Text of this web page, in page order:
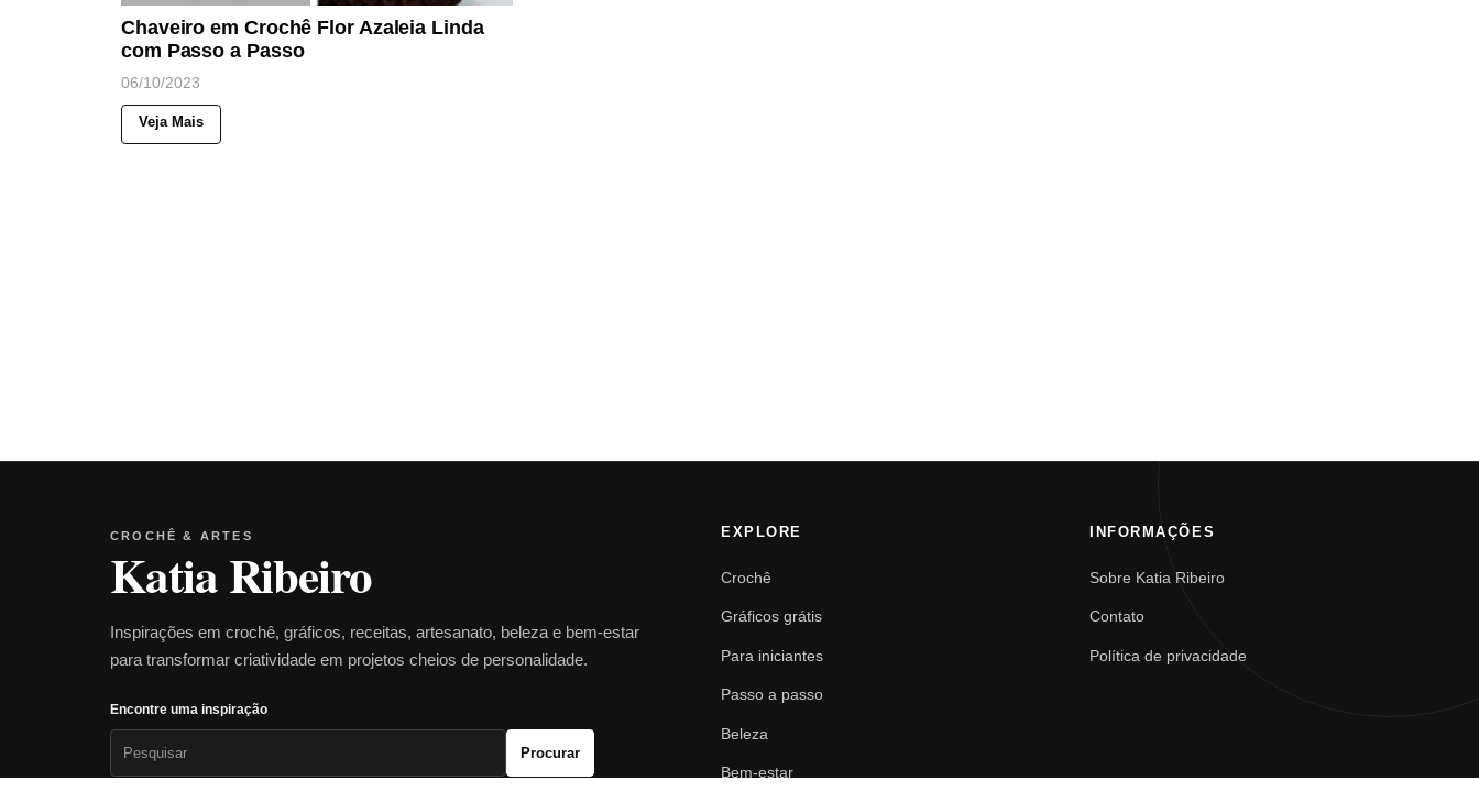
Chaveiro em Crochê Flor Azaleia Linda
com Passo a Passo
06/10/2023
Veja Mais
CROCHÊ & ARTES
Katia Ribeiro
Inspirações em crochê, gráficos, receitas, artesanato, beleza e bem-estar
para transformar criatividade em projetos cheios de personalidade.
Encontre uma inspiração
Procurar
EXPLORE
Crochê
Gráficos grátis
Para iniciantes
Passo a passo
Beleza
Bem-estar
INFORMAÇÕES
Sobre Katia Ribeiro
Contato
Política de privacidade